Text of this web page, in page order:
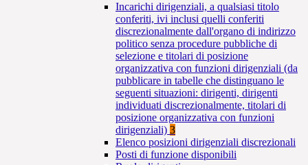
Incarichi dirigenziali, a qualsiasi titolo
conferiti, ivi inclusi quelli conferiti
discrezionalmente dall'organo di indirizzo
politico senza procedure pubbliche di
selezione e titolari di posizione
organizzativa con funzioni dirigenziali (da
pubblicare in tabelle che distinguano le
seguenti situazioni: dirigenti, dirigenti
individuati discrezionalmente, titolari di
posizione organizzativa con funzioni
dirigenziali) 3
Elenco posizioni dirigenziali discrezionali
Posti di funzione disponibili